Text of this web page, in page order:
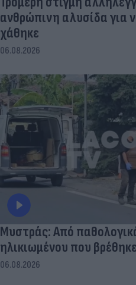
ανθρώπινη αλυσίδα για
χάθηκε
06.08.2026
Μυστράς: Από
ηλικιωμένου που
06.08.2026